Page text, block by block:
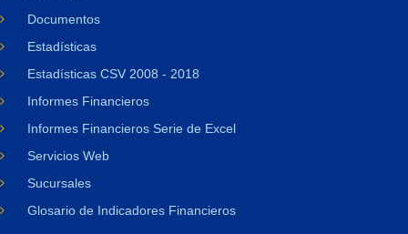
Documentos
Estadísticas
Estadísticas CSV 2008 - 2018
Informes Financieros
Informes Financieros Serie de Excel
Servicios Web
Sucursales
Glosario de Indicadores Financieros